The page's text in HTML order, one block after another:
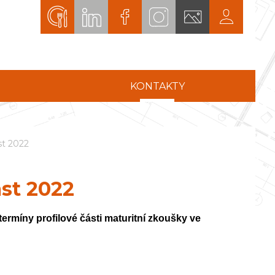
KONTAKTY
2022
2022
profilové části maturitní zkoušky ve